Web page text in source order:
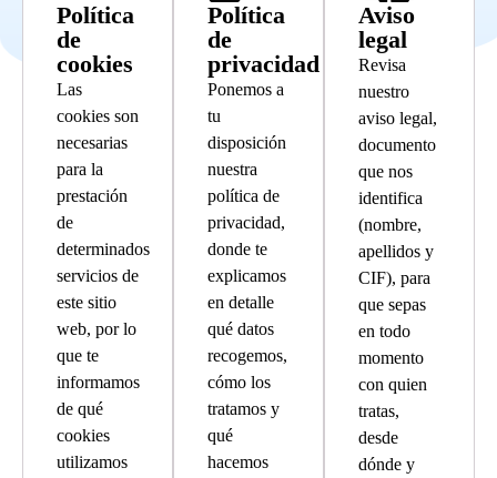
Política
de
cookies
Las
cookies son
necesarias
para la
prestación
de
determinados
servicios de
este sitio
web, por lo
que te
informamos
de qué
cookies
utilizamos
Política
de
privacidad
Ponemos a
tu
disposición
nuestra
política de
privacidad,
donde te
explicamos
en detalle
qué datos
recogemos,
cómo los
tratamos y
qué
hacemos
Aviso
legal
Revisa
nuestro
aviso legal,
documento
que nos
identifica
(nombre,
apellidos y
CIF), para
que sepas
en todo
momento
con quien
tratas,
desde
dónde y